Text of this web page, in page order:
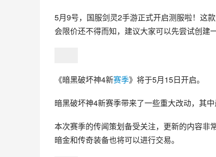
5月9号，国服剑灵2手游正式开启测服啦！这
会限价还不得而知，建议大家可以先尝试创建
《暗黑破坏神4新赛季》将于5月15日开启。
暗黑破坏神4新赛季带来了一些重大改动，其
本次赛季的传闻策划备受关注，更新的内容非
暗金和传奇装备也将可以进行交易。